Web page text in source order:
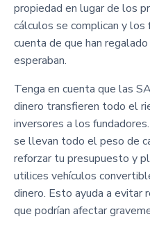
propiedad en lugar de los
cálculos se complican y los
cuenta de que han
esperaban.
Tenga en cuenta que las
dinero transfieren todo el
inversores a los
se llevan todo el peso de
reforzar tu presupuesto y
utilices vehículos
dinero. Esto ayuda a evitar
que podrían afectar